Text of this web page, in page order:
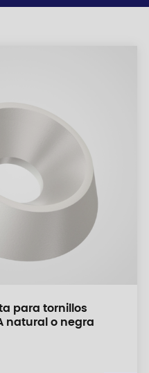
para tornillos
natural o negra